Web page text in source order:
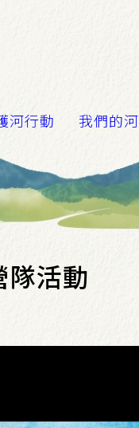
河行動 我們的河
隊活動